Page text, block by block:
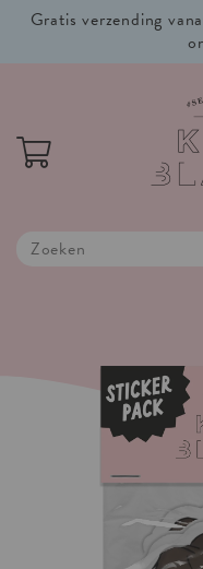
Gratis verzending